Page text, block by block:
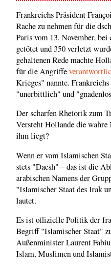
Frankreichs Präsident
Rache zu nehmen für die
Paris vom 13. November, bei
getötet und 350 verletzt
gehaltenen Rede machte
für die Angriffe
Krieges" nannte.
"unerbittlich" und
Der scharfen Rhetorik zum
Versteht Hollande die wahre
ihm liegt?
Wenn er vom Islamischen
stets "Daesh" – das ist die
arabischen Namens der
"Islamischer Staat des Irak
lautet.
Es ist offizielle Politik der
Begriff "Islamischer Staat"
Außenminister Laurent
Islam, Muslimen und